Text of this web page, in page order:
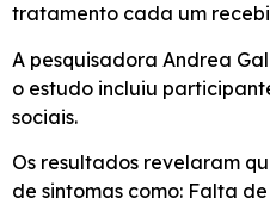
tratamento cada um
A pesquisadora Andrea
o estudo incluiu
sociais.
Os resultados revelaram
de sintomas como: Falta